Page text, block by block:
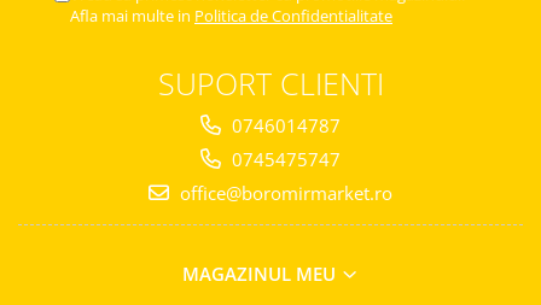
Chec Glasat
Prajituri Fabrica de Amandine
Afla mai multe in Politica de Confidentialitate
SUPORT CLIENTI
0746014787
0745475747
office@boromirmarket.ro
MAGAZINUL MEU